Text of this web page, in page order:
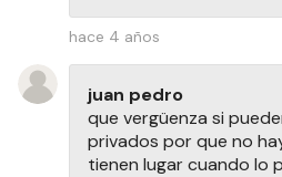
hace 4 años
juan pedro
que vergüenza si
privados por que no
tienen lugar cuando lo